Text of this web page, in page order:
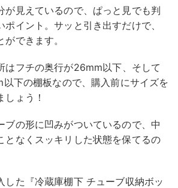
が見えているので、ぱっと見でも判
イント。サッと引き出すだけで、
できます。
はフチの奥行が26mm以下、そして
下の棚板なので、購入前にサイズを
ょう！
ブの形に凹みがついているので、中
となくスッキリした状態を保てるの
した『冷蔵庫棚下 チューブ収納ボッ